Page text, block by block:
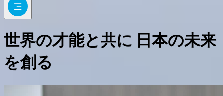
世界の才能と共に 日本の未来
を創る